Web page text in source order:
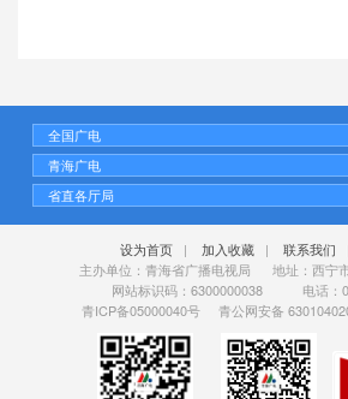
全国广电
青海广电
省直各厅局
设为首页 | 加入收藏 | 联系我们
主办单位：青海省广播电视局 地址：西宁
网站标识码：6300000038 电话：
青ICP备05000040号
青公网安备